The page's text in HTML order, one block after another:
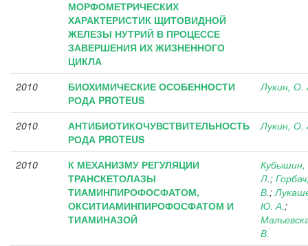
МОРФОМЕТРИЧЕСКИХ
ХАРАКТЕРИСТИК ЩИТОВИДНОЙ
ЖЕЛЕЗЫ НУТРИЙ В ПРОЦЕССЕ
ЗАВЕРШЕНИЯ ИХ ЖИЗНЕННОГО
ЦИКЛА
2010
БИОХИМИЧЕСКИЕ ОСОБЕННОСТИ
РОДА PROTEUS
Лукин, О.
2010
АНТИБИОТИКОЧУВСТВИТЕЛЬНОСТЬ
РОДА PROTEUS
Лукин, О.
2010
К МЕХАНИЗМУ РЕГУЛЯЦИИ
ТРАНСКЕТОЛАЗЫ
ТИАМИНПИРОФОСФАТОМ,
ОКСИТИАМИНПИРОФОСФАТОМ И
ТИАМИНАЗОЙ
Кубышин,
Л.;
В.;
Ю. А.;
В.